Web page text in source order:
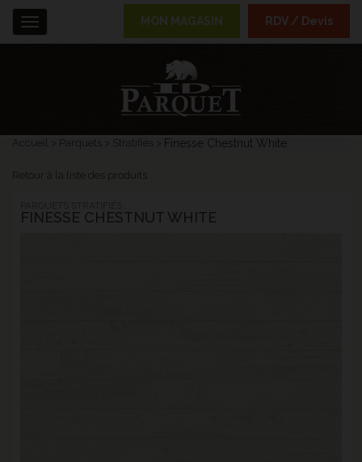
Accueil Parquets Stratifiés Finesse Chestnut White
Retour à la liste des produits
FINESSE CHESTNUT WHITE
Menu MON MAGASIN RDV / Devis